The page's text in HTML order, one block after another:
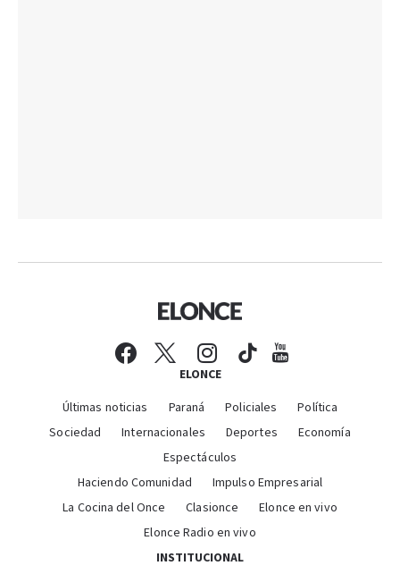
ELONCE
Últimas noticias Paraná Policiales
Política
Sociedad
Internacionales Deportes
Economía
Espectáculos
Haciendo Comunidad
Impulso Empresarial
La Cocina del Once
Clasionce
Elonce en vivo
Elonce Radio en vivo
INSTITUCIONAL